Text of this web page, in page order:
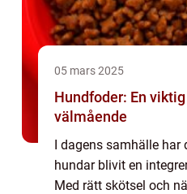
05 mars 2025
Hundfoder: En
välmående
I dagens samhälle har
hundar blivit en
Med rätt skötsel och